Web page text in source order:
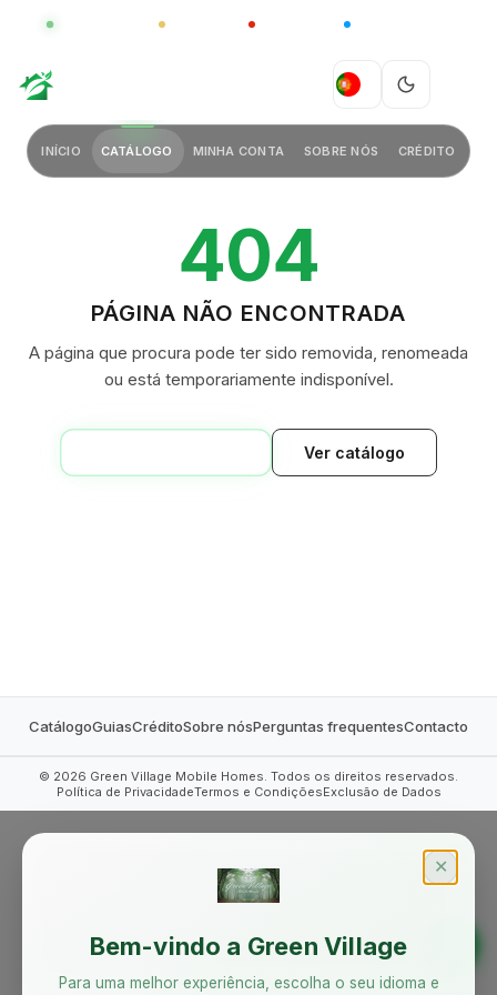
GLOBAL CHINA
PT
INÍCIO CATÁLOGO MINHA CONTA SOBRE NÓS CRÉDITO
404
PÁGINA NÃO ENCONTRADA
A página que procura pode ter sido removida, renomeada
ou está temporariamente indisponível.
Ver catálogo
CatálogoGuiasCréditoSobre nósPerguntas frequentesContacto
© 2026 Green Village Mobile Homes. Todos os direitos reservados.
Política de PrivacidadeTermos e CondiçõesExclusão de Dados
✕
Bem-vindo a Green Village
Para uma melhor experiência, escolha o seu idioma e